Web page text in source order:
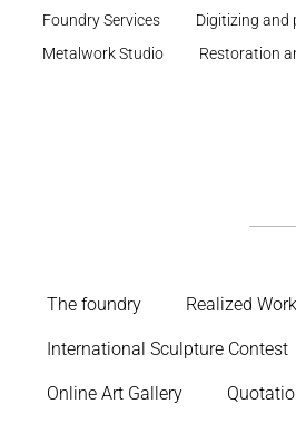
Foundry Services
Digitizing and
Metalwork Studio
Restoration
The foundry Realized
International Sculpture Contest
Online Art Gallery